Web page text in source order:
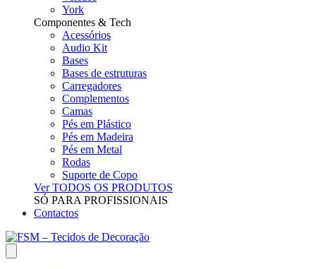
York
Componentes & Tech
Acessórios
Audio Kit
Bases
Bases de estruturas
Carregadores
Complementos
Camas
Pés em Plástico
Pés em Madeira
Pés em Metal
Rodas
Suporte de Copo
Ver TODOS OS PRODUTOS
SÓ PARA PROFISSIONAIS
Contactos